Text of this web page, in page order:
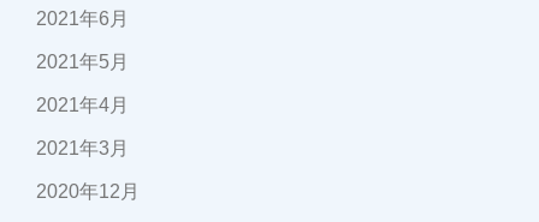
2021年6月
2021年5月
2021年4月
2021年3月
2020年12月